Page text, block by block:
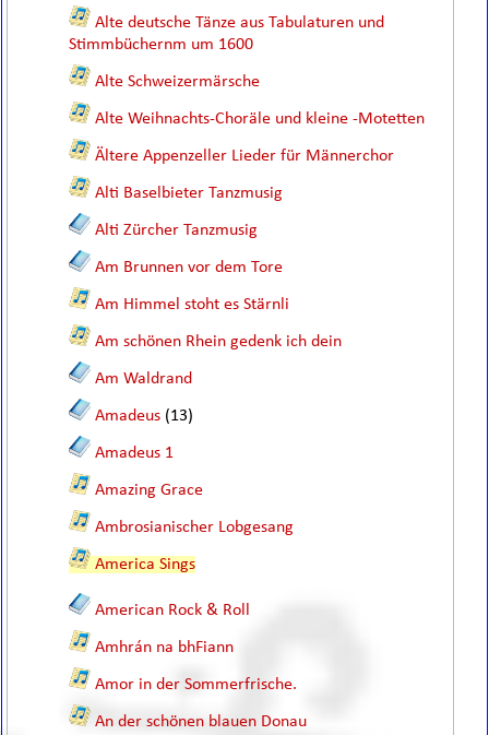
Alte deutsche Tänze aus Tabulaturen und
Stimmbüchernm um 1600
Alte Schweizermärsche
Alte Weihnachts-Choräle und kleine -Motetten
Ältere Appenzeller Lieder für Männerchor
Alti Baselbieter Tanzmusig
Alti Zürcher Tanzmusig
Am Brunnen vor dem Tore
Am Himmel stoht es Stärnli
Am schönen Rhein gedenk ich dein
Am Waldrand
Amadeus (13)
Amadeus 1
Amazing Grace
Ambrosianischer Lobgesang
America Sings
American Rock & Roll
Amhrán na bhFiann
Amor in der Sommerfrische.
An der schönen blauen Donau